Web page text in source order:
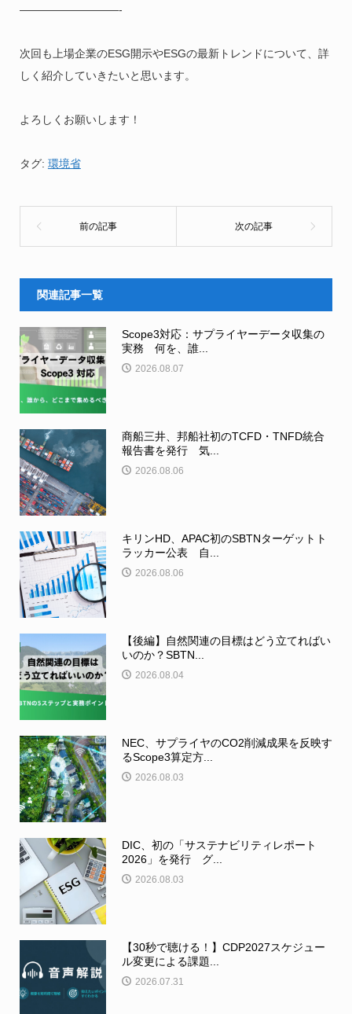
—————————-
次回も上場企業のESG開示やESGの最新トレンドについて、詳
しく紹介していきたいと思います。
よろしくお願いします！
タグ: 環境省
関連記事一覧
Scope3対応：サプライヤーデータ収集の
実務 何を、誰...
2026.08.07
商船三井、邦船社初のTCFD・TNFD統合
報告書を発行 気...
2026.08.06
キリンHD、APAC初のSBTNターゲットト
ラッカー公表 自...
2026.08.06
【後編】自然関連の目標はどう立てればい
いのか？SBTN...
2026.08.04
NEC、サプライヤのCO2削減成果を反映す
るScope3算定方...
2026.08.03
DIC、初の「サステナビリティレポート
2026」を発行 グ...
2026.08.03
【30秒で聴ける！】CDP2027スケジュー
ル変更による課題...
2026.07.31